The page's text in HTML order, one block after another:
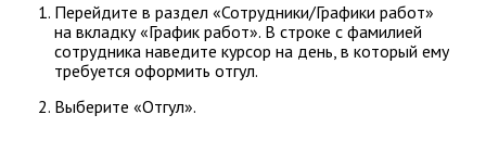
Бухгалтерия
Учет
Управление
Перейдите в раздел «Сотрудники/Графики работ»
на вкладку «График работ». В строке с фамилией
сотрудника наведите курсор на день, в который ему
требуется оформить отгул.
Выберите «Отгул».